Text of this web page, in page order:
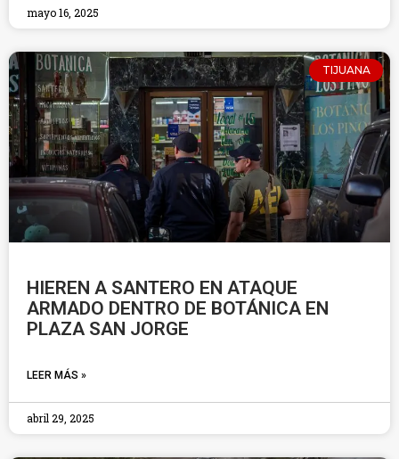
mayo 16, 2025
TIJUANA
HIEREN A SANTERO EN ATAQUE
ARMADO DENTRO DE BOTÁNICA EN
PLAZA SAN JORGE
LEER MÁS »
abril 29, 2025